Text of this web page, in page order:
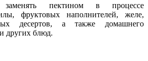
пектином в процессе
фруктовых наполнителей, желе,
десертов, а также домашнего
других блюд.